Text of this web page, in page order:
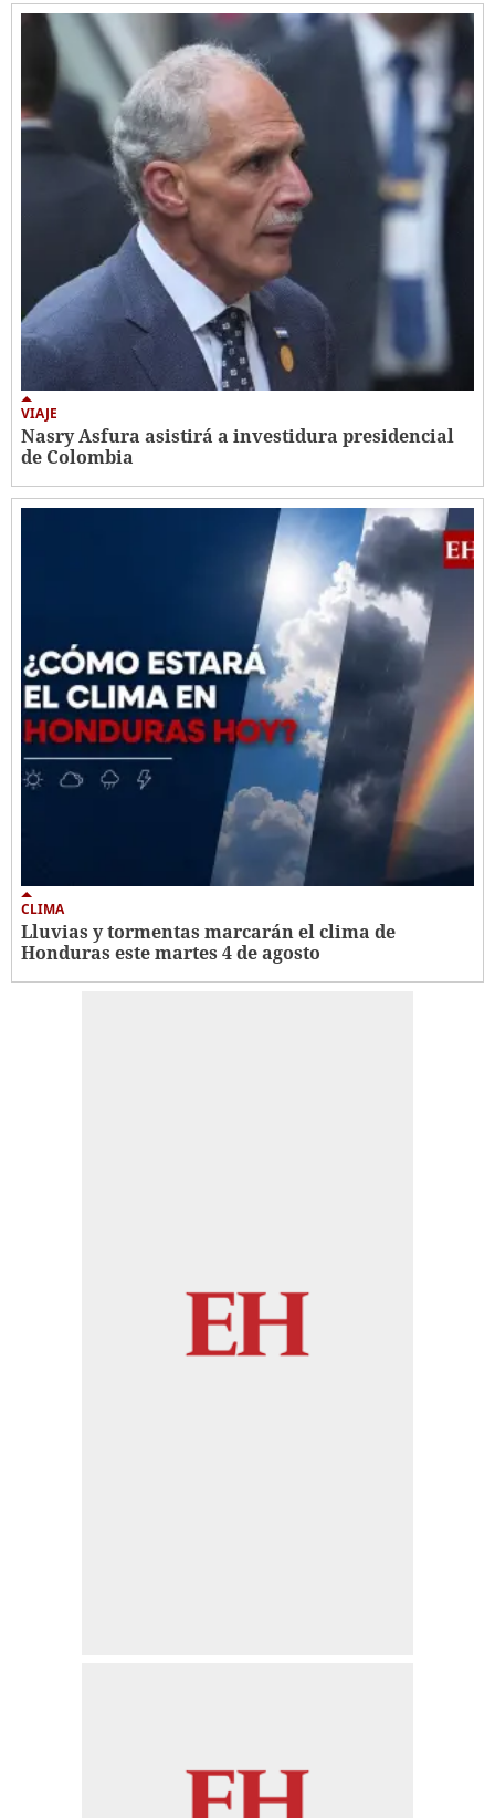
VIAJE
Nasry Asfura asistirá a investidura presidencial
de Colombia
CLIMA
Lluvias y tormentas marcarán el clima de
Honduras este martes 4 de agosto